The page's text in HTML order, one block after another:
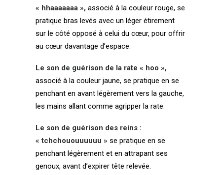
« hhaaaaaaa », associé à la couleur rouge, se
pratique bras levés avec un léger étirement
sur le côté opposé à celui du cœur, pour offrir
au cœur davantage d’espace.
Le son de guérison de la rate « hoo »,
associé à la couleur jaune, se pratique en se
penchant en avant légèrement vers la gauche,
les mains allant comme agripper la rate.
Le son de guérison des reins :
« tchchououuuuuu » se pratique en se
penchant légèrement et en attrapant ses
genoux, avant d’expirer tête relevée.